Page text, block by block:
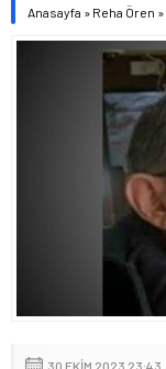
Anasayfa » Reha Ören »
30 EKIM 2023 23:43